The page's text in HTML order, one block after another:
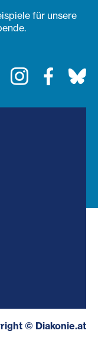
für unsere
Instagram
© Diakonie.at